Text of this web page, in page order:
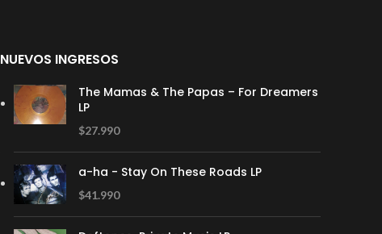
NUEVOS INGRESOS
The Mamas & The Papas – For Dreamers
LP
$27.990
a-ha - Stay On These Roads LP
$41.990